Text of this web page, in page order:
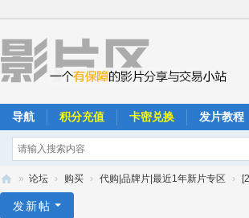
导航 积分充值 卡密兑换 发片教程
» 论坛 › 购买 › 代购|品牌片|最近1年新片专区 ›
发新帖